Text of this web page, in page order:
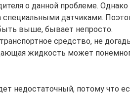
о данной проблеме. Однако
специальными датчиками.
выше, бывает непросто.
средство, не
жидкость может
недостаточный, потому что